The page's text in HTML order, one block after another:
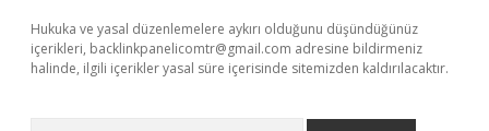
Hukuka ve yasal düzenlemelere aykırı olduğunu düşündüğünüz
içerikleri, backlinkpanelicomtr@gmail.com adresine bildirmeniz
halinde, ilgili içerikler yasal süre içerisinde sitemizden kaldırılacaktır.